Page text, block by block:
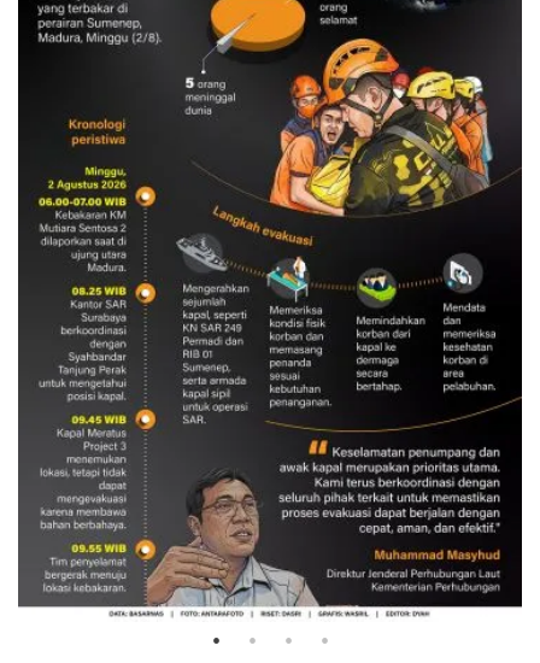
Evakuasi korban kebakaran KM
Mutiara Sentosa 2
3 Agustus 2026